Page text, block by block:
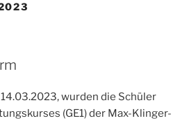
wurden die Schüler
(GE1) der Max-Klinger-